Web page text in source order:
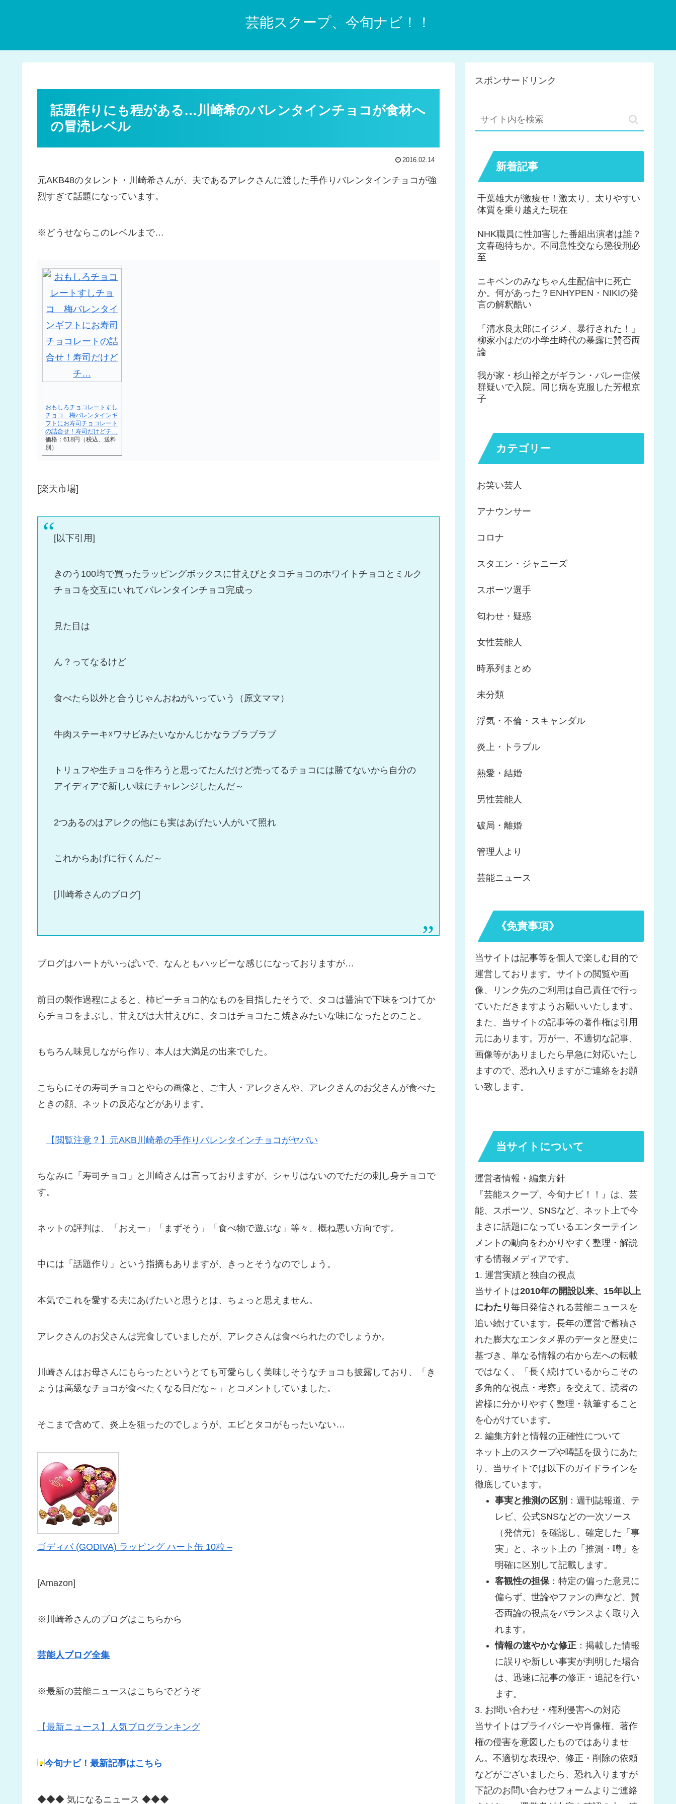
芸能スクープ、今旬ナビ！！
話題作りにも程がある…川崎希のバレンタインチョコが食材へ
の冒涜レベル
2016.02.14
元AKB48のタレント・川崎希さんが、夫であるアレクさんに渡した手作りバレンタインチョコが強
烈すぎて話題になっています。
※どうせならこのレベルまで…
おもしろチョコレートすし
チョコ 梅バレンタインギ
フトにお寿司チョコレート
の詰合せ！寿司だけどチ…
価格：618円（税込、送料
別）
[楽天市場]
[以下引用]
きのう100均で買ったラッピングボックスに甘えびとタコチョコのホワイトチョコとミルク
チョコを交互にいれてバレンタインチョコ完成っ
見た目は
ん？ってなるけど
食べたら以外と合うじゃんおねがいっていう（原文ママ）
牛肉ステーキ☓ワサビみたいなかんじかなラブラブラブ
トリュフや生チョコを作ろうと思ってたんだけど売ってるチョコには勝てないから自分の
アイディアで新しい味にチャレンジしたんだ～
2つあるのはアレクの他にも実はあげたい人がいて照れ
これからあげに行くんだ～
[川崎希さんのブログ]
ブログはハートがいっぱいで、なんともハッピーな感じになっておりますが…
前日の製作過程によると、柿ピーチョコ的なものを目指したそうで、タコは醤油で下味をつけてか
らチョコをまぶし、甘えびは大甘えびに、タコはチョコたこ焼きみたいな味になったとのこと。
もちろん味見しながら作り、本人は大満足の出来でした。
こちらにその寿司チョコとやらの画像と、ご主人・アレクさんや、アレクさんのお父さんが食べた
ときの顔、ネットの反応などがあります。
【閲覧注意？】元AKB川崎希の手作りバレンタインチョコがヤバい
ちなみに「寿司チョコ」と川崎さんは言っておりますが、シャリはないのでただの刺し身チョコで
す。
ネットの評判は、「おえー」「まずそう」「食べ物で遊ぶな」等々、概ね悪い方向です。
中には「話題作り」という指摘もありますが、きっとそうなのでしょう。
本気でこれを愛する夫にあげたいと思うとは、ちょっと思えません。
アレクさんのお父さんは完食していましたが、アレクさんは食べられたのでしょうか。
川崎さんはお母さんにもらったというとても可愛らしく美味しそうなチョコも披露しており、「き
ょうは高級なチョコが食べたくなる日だな～」とコメントしていました。
そこまで含めて、炎上を狙ったのでしょうが、エビとタコがもったいない…
ゴディバ (GODIVA) ラッピング ハート缶 10粒 –
[Amazon]
※川崎希さんのブログはこちらから
芸能人ブログ全集
※最新の芸能ニュースはこちらでどうぞ
【最新ニュース】人気ブログランキング
今旬ナビ！最新記事はこちら
◆◆◆ 気になるニュース ◆◆◆
スポンサードリンク
新着記事
千葉雄大が激痩せ！激太り、太りやすい
体質を乗り越えた現在
NHK職員に性加害した番組出演者は誰？
文春砲待ちか。不同意性交なら懲役刑必
至
ニキペンのみなちゃん生配信中に死亡
か。何があった？ENHYPEN・NIKIの発
言の解釈酷い
「清水良太郎にイジメ、暴行された！」
柳家小はだの小学生時代の暴露に賛否両
論
我が家・杉山裕之がギラン・バレー症候
群疑いで入院。同じ病を克服した芳根京
子
カテゴリー
お笑い芸人
アナウンサー
コロナ
スタエン・ジャニーズ
スポーツ選手
匂わせ・疑惑
女性芸能人
時系列まとめ
未分類
浮気・不倫・スキャンダル
炎上・トラブル
熱愛・結婚
男性芸能人
破局・離婚
管理人より
芸能ニュース
《免責事項》
当サイトは記事等を個人で楽しむ目的で
運営しております。サイトの閲覧や画
像、リンク先のご利用は自己責任で行っ
ていただきますようお願いいたします。
また、当サイトの記事等の著作権は引用
元にあります。万が一、不適切な記事、
画像等がありましたら早急に対応いたし
ますので、恐れ入りますがご連絡をお願
い致します。
当サイトについて
運営者情報・編集方針
『芸能スクープ、今旬ナビ！！』は、芸
能、スポーツ、SNSなど、ネット上で今
まさに話題になっているエンターテイン
メントの動向をわかりやすく整理・解説
する情報メディアです。
1. 運営実績と独自の視点
当サイトは2010年の開設以来、15年以上
にわたり毎日発信される芸能ニュースを
追い続けています。長年の運営で蓄積さ
れた膨大なエンタメ界のデータと歴史に
基づき、単なる情報の右から左への転載
ではなく、「長く続けているからこその
多角的な視点・考察」を交えて、読者の
皆様に分かりやすく整理・執筆すること
を心がけています。
2. 編集方針と情報の正確性について
ネット上のスクープや噂話を扱うにあた
り、当サイトでは以下のガイドラインを
徹底しています。
事実と推測の区別 ：週刊誌報道、テ
レビ、公式SNSなどの一次ソース
（発信元）を確認し、確定した「事
実」と、ネット上の「推測・噂」を
明確に区別して記載します。
客観性の担保 ：特定の偏った意見に
偏らず、世論やファンの声など、賛
否両論の視点をバランスよく取り入
れます。
情報の速やかな修正 ：掲載した情報
に誤りや新しい事実が判明した場合
は、迅速に記事の修正・追記を行い
ます。
3. お問い合わせ・権利侵害への対応
当サイトはプライバシーや肖像権、著作
権の侵害を意図したものではありませ
ん。不適切な表現や、修正・削除の依頼
などがございましたら、恐れ入りますが
下記のお問い合わせフォームよりご連絡